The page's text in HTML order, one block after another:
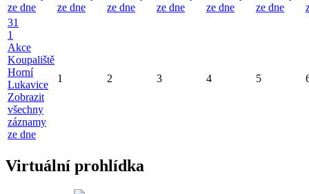
ze dne
ze dne
ze dne
ze dne
ze dne
ze dne
31
1
Akce
Koupaliště
Horní
Lukavice
Zobrazit
všechny
záznamy
ze dne
1 2 3 4 5
Virtuální prohlídka